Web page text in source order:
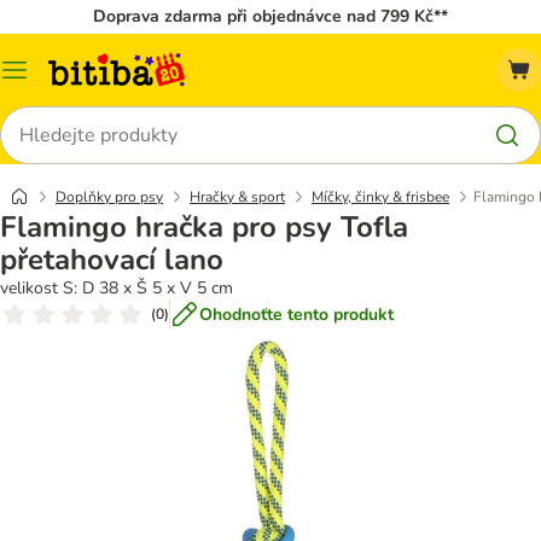
Doprava zdarma při objednávce nad 799 Kč**
Kategorie
Hledat
Doplňky pro psy Hračky & sport Míčky, činky & frisbee Flamingo
Flamingo hračka pro psy Tofla
přetahovací lano
velikost S: D 38 x Š 5 x V 5 cm
(0) Ohodnoťte tento produkt